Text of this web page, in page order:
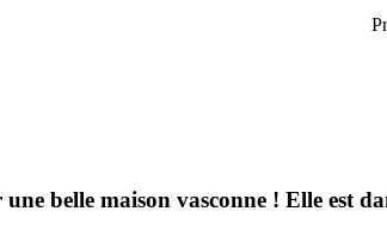
belle maison vasconne ! Elle est